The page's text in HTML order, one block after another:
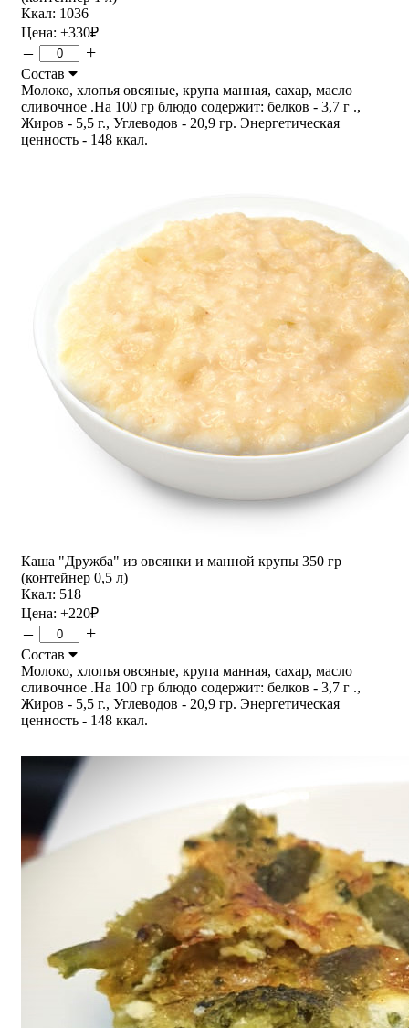
Ккал: 1036
Цена: +330₽
– +
Состав
Молоко, хлопья овсяные, крупа манная, сахар, масло
сливочное .На 100 гр блюдо содержит: белков - 3,7 г .,
Жиров - 5,5 г., Углеводов - 20,9 гр. Энергетическая
ценность - 148 ккал.
Каша "Дружба" из овсянки и манной крупы 350 гр
(контейнер 0,5 л)
Ккал: 518
Цена: +220₽
– +
Состав
Молоко, хлопья овсяные, крупа манная, сахар, масло
сливочное .На 100 гр блюдо содержит: белков - 3,7 г .,
Жиров - 5,5 г., Углеводов - 20,9 гр. Энергетическая
ценность - 148 ккал.